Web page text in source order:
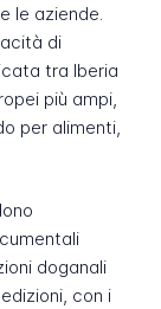
le aziende.
di
tra Iberia
più ampi,
per alimenti,
doganali
con i